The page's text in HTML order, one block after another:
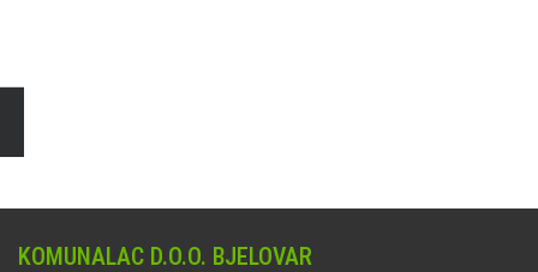
KOMUNALAC D.O.O. BJELOVAR